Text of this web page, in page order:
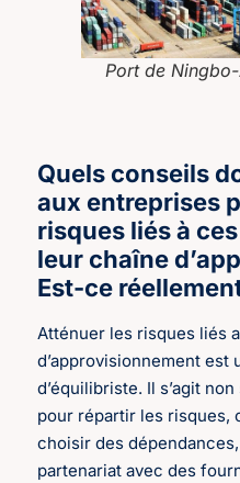
Port de
Quels conseils
aux entreprises
risques liés à
leur chaîne
Est-ce
Atténuer les risques liés
d’approvisionnement
d’équilibriste. Il s’agit
pour répartir les risques,
choisir des
partenariat avec des